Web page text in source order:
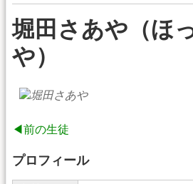
堀田さあや（ほ
や）
◀前の生徒
プロフィール